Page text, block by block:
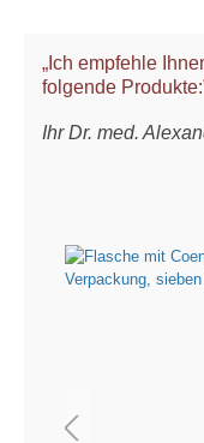
„Ich empfehle
folgende
Ihr Dr. med.